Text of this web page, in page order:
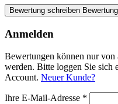
Bewertung schreiben
Anmelden
Bewertungen können nur von
werden. Bitte loggen Sie sich
Account. Neuer Kunde?
Ihre E-Mail-Adresse *